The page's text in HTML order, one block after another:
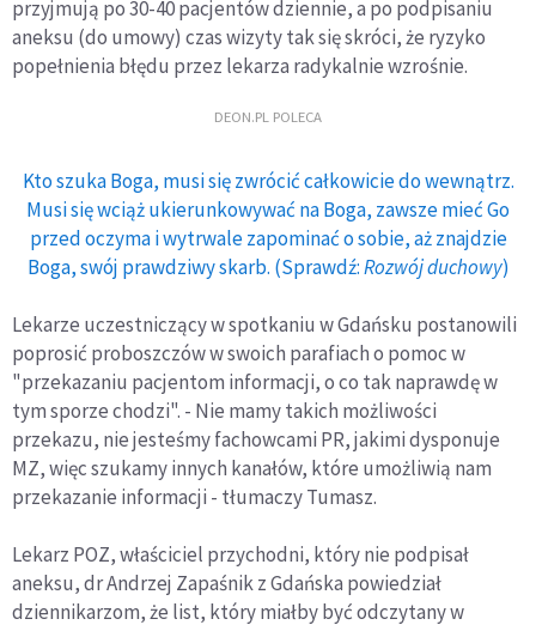
przyjmują po 30-40 pacjentów dziennie, a po podpisaniu
aneksu (do umowy) czas wizyty tak się skróci, że ryzyko
popełnienia błędu przez lekarza radykalnie wzrośnie.
DEON.PL POLECA
Kto szuka Boga, musi się zwrócić całkowicie do wewnątrz.
Musi się wciąż ukierunkowywać na Boga, zawsze mieć Go
przed oczyma i wytrwale zapominać o sobie, aż znajdzie
Boga, swój prawdziwy skarb. (Sprawdź:Rozwój duchowy)
Lekarze uczestniczący w spotkaniu w Gdańsku postanowili
poprosić proboszczów w swoich parafiach o pomoc w
"przekazaniu pacjentom informacji, o co tak naprawdę w
tym sporze chodzi". - Nie mamy takich możliwości
przekazu, nie jesteśmy fachowcami PR, jakimi dysponuje
MZ, więc szukamy innych kanałów, które umożliwią nam
przekazanie informacji - tłumaczy Tumasz.
Lekarz POZ, właściciel przychodni, który nie podpisał
aneksu, dr Andrzej Zapaśnik z Gdańska powiedział
dziennikarzom, że list, który miałby być odczytany w